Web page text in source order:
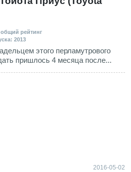
общий рейтинг
2013
этого перламутрового
пришлось 4 месяца после...
2016-05-02